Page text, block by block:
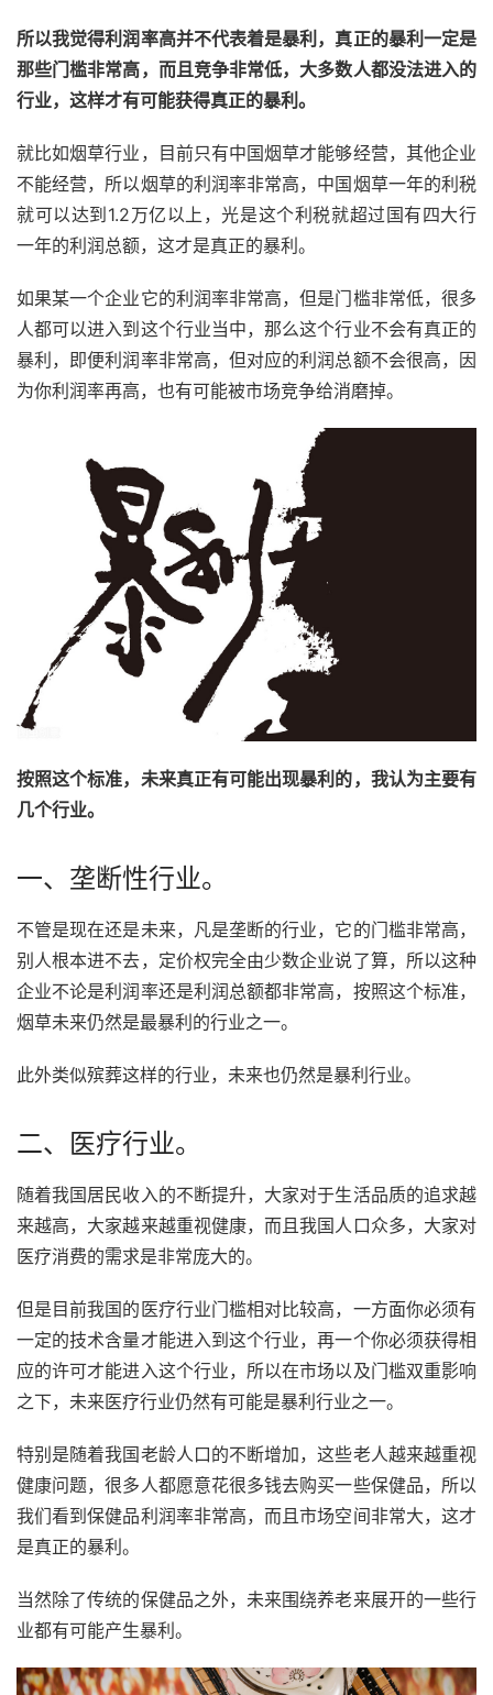
所以我觉得利润率高并不代表着是暴利，真正的暴利一定是
那些门槛非常高，而且竞争非常低，大多数人都没法进入的
行业，这样才有可能获得真正的暴利。
就比如烟草行业，目前只有中国烟草才能够经营，其他企业
不能经营，所以烟草的利润率非常高，中国烟草一年的利税
就可以达到1.2万亿以上，光是这个利税就超过国有四大行
一年的利润总额，这才是真正的暴利。
如果某一个企业它的利润率非常高，但是门槛非常低，很多
人都可以进入到这个行业当中，那么这个行业不会有真正的
暴利，即便利润率非常高，但对应的利润总额不会很高，因
为你利润率再高，也有可能被市场竞争给消磨掉。
按照这个标准，未来真正有可能出现暴利的，我认为主要有
几个行业。
一、垄断性行业。
不管是现在还是未来，凡是垄断的行业，它的门槛非常高，
别人根本进不去，定价权完全由少数企业说了算，所以这种
企业不论是利润率还是利润总额都非常高，按照这个标准，
烟草未来仍然是最暴利的行业之一。
此外类似殡葬这样的行业，未来也仍然是暴利行业。
二、医疗行业。
随着我国居民收入的不断提升，大家对于生活品质的追求越
来越高，大家越来越重视健康，而且我国人口众多，大家对
医疗消费的需求是非常庞大的。
但是目前我国的医疗行业门槛相对比较高，一方面你必须有
一定的技术含量才能进入到这个行业，再一个你必须获得相
应的许可才能进入这个行业，所以在市场以及门槛双重影响
之下，未来医疗行业仍然有可能是暴利行业之一。
特别是随着我国老龄人口的不断增加，这些老人越来越重视
健康问题，很多人都愿意花很多钱去购买一些保健品，所以
我们看到保健品利润率非常高，而且市场空间非常大，这才
是真正的暴利。
当然除了传统的保健品之外，未来围绕养老来展开的一些行
业都有可能产生暴利。